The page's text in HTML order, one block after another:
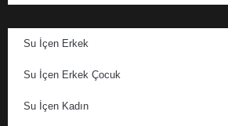
Su İçen Erkek
Su İçen Erkek Çocuk
Su İçen Kadın